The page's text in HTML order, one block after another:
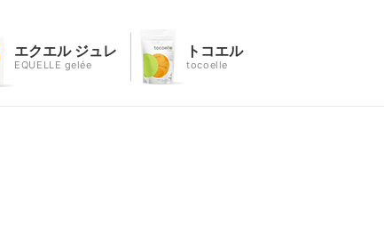
エクエル ジュレ
EQUELLE gelée
トコエル
tocoelle